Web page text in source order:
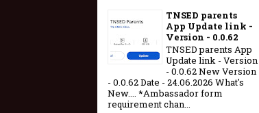
TNSED parents
App Update link -
Version - 0.0.62
TNSED parents App
Update link - Version
- 0.0.62 New Version
- 0.0.62 Date - 24.06.2026 What's
New.... *Ambassador form
requirement chan...